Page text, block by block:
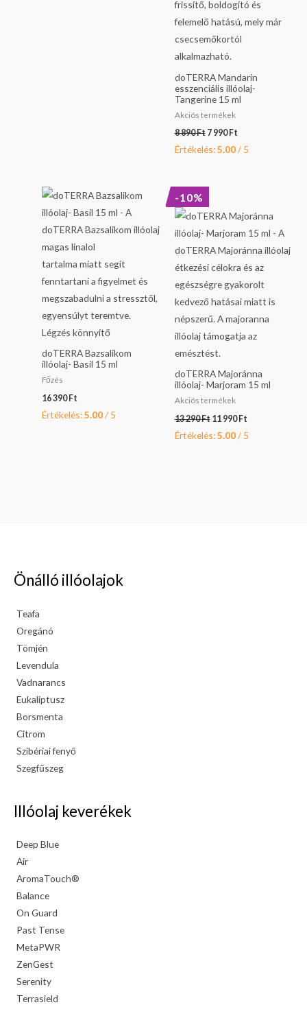
doTERRA Mandarin
esszenciális illóolaj-
Tangerine 15 ml
Akciós termékek
8 890Ft 7 990 Ft
Értékelés:5.00/ 5
doTERRA Bazsalikom
illóolaj- Basil 15 ml
Főzés
16 390 Ft
Értékelés:5.00/ 5
-10%
doTERRA Majoránna
illóolaj- Marjoram 15 ml
Akciós termékek
13 290Ft
was:
290 Ft.
11 990 Ft
is:
990 Ft.
Értékelés:5.00/ 5
Önálló illóolajok
Teafa
Oregánó
Tömjén
Levendula
Vadnarancs
Eukaliptusz
Borsmenta
Citrom
Szibériai fenyő
Szegfűszeg
Illóolaj keverékek
Deep Blue
Air
AromaTouch®
Balance
On Guard
Past Tense
MetaPWR
ZenGest
Serenity
Terrasield